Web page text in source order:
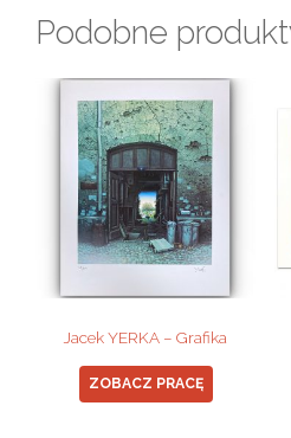
Podobne
Jacek YERKA – Grafika
ZOBACZ PRACĘ